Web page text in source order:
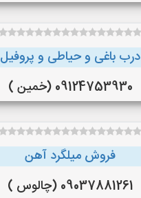
درب باغی و حیاطی و پروفیل
09124753930 (خمین )
فروش میلگرد آهن
09037881261 (چالوس )